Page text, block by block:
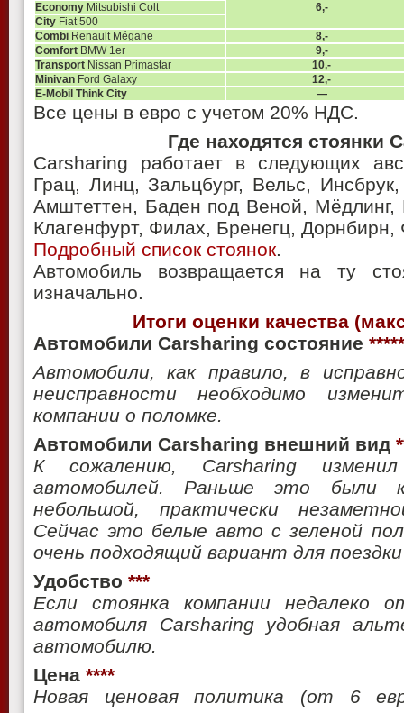
6,-
Economy Mitsubishi Colt
City Fiat 500
Combi Renault Mégane
8,-
Comfort BMW 1er
9,-
Transport Nissan Primastar
10,-
Minivan Ford Galaxy
12,-
E-Mobil Think City
—
Все цены в евро с учетом 20% НДС.
Где находятся стоянки
Carsharing работает в следующих
Грац, Линц, Зальцбург, Вельс,
Амштеттен, Баден под Веной,
Клагенфурт, Филах, Бренегц, Дорнбирн,
Подробный список стоянок.
Автомобиль возвращается на ту
изначально.
Итоги оценки качества
Автомобили Carsharing состояние *****
Автомобили, как правило, в
неисправности необходимо
компании о поломке.
Автомобили Carsharing внешний вид
К сожалению, Carsharing
автомобилей. Раньше это были
небольшой, практически
Сейчас это белые авто с зеленой
очень подходящий вариант для
Удобство ***
Если стоянка компании недалеко
автомобиля Carsharing удобная
автомобилю.
Цена ****
Новая ценовая политика (от 6